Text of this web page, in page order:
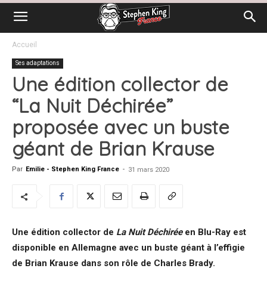
Accueil
Ses adaptations
Une édition collector de
“La Nuit Déchirée”
proposée avec un buste
géant de Brian Krause
Par Emilie - Stephen King France - 31 mars 2020
Une édition collector de La Nuit Déchiréeen Blu-Ray est
disponible en Allemagne avec un buste géant à l’effigie
de Brian Krause dans son rôle de Charles Brady.